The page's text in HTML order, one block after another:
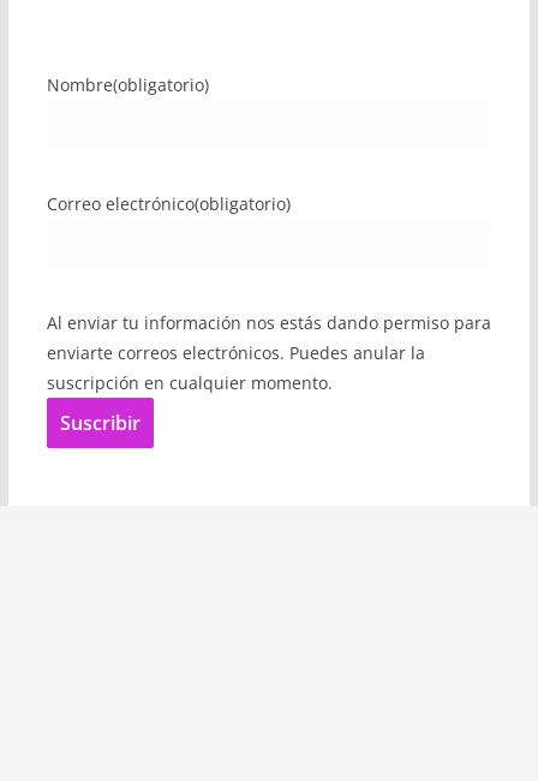
Nombre(obligatorio)
Correo electrónico(obligatorio)
Al enviar tu información nos estás dando permiso para
enviarte correos electrónicos. Puedes anular la
suscripción en cualquier momento.
Suscribir